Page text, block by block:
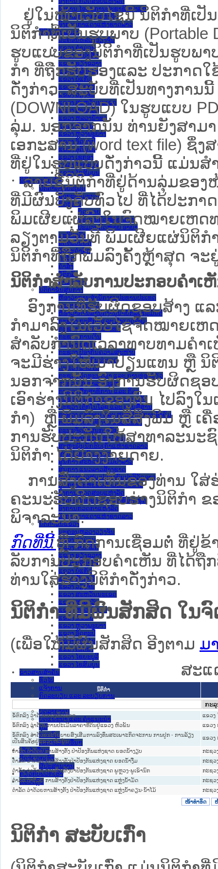
ອົງການ ໄອຍະການປະຊາຊົນສູງສຸດ
ອົງການກວດກາແຫ່ງລັດ
ອົງການກາແດງແຫ່ງຊາດລາວ
ນິຕິກໍາຂັ້ນແຂວງ
ນະ​ຄອນ​ຫລວງວຽງຈັນ
ແຂວງ ຄໍາມ່ວນ
ແຂວງ ຈໍາປາສັກ
ແຂວງ ຊຽງຂວາງ
ແຂວງ ບໍລິຄໍາໄຊ
ແຂວງ ບໍ່ແກ້ວ
ແຂວງ ຜົ້ງສາລີ
ແຂວງ ວຽງຈັນ
ແຂວງ ສະຫວັນນະເຂດ
ແຂວງ ສາລະວັນ
ແຂວງ ຫລວງນໍ້າທາ
ແຂວງ ຫົວພັນ
ແຂວງ ຫຼວງພະບາງ
ແຂວງ ອັດຕະປື
ແຂວງ ອຸດົມໄຊ
ແຂວງ ເຊກອງ
ແຂວງ ໄຊຍະບູລີ
ແຂວງ ໄຊສົມບູນ
ນິຕິກໍາສະບັບເກົ່າ
ນິຕິກຳຕາມປະເພດ
ລັດຖະທໍາມະນູນ
ກົດໝາຍ
ກົດໝາຍ
ປະມວນກົດໝາຍ ແພ່ງ
ປະມວນກົດໝາຍ ອາຍາ
ມະຕິຕົກລົງ
ລັດຖະບັນຍັດ
ລັດຖະດໍາລັດ
ດໍາລັດ
ຄໍາສັ່ງ
ຂໍ້ຕົກລົງ
ຄໍາແນະນໍາ
ນິຕິກໍາຂັ້ນສູນກາງ
ຫ້ອງວ່າການສໍານັກງານປະທານປະເທດ
ສະພາແຫ່ງຊາດ
ຫ້ອງວ່າການສຳນັກງານນາຍົກລັດຖະມົນຕີ
ກະຊວງ ກະສິກຳ ແລະ ສິ່ງແວດລ້ອມ
ກະຊວງ ການຕ່າງປະເທດ
ກະຊວງ ການເງິນ
ກະຊວງ ຍຸຕິທໍາ
ກະຊວງ ປ້ອງກັນຄວາມສະຫງົບ
ກະຊວງ ປ້ອງກັນປະເທດ
ກະຊວງ ພາຍໃນ
ກະຊວງ ວັດທະນະທຳ ແລະ ການທ່ອງທ່ຽວ
ກະຊວງ ສາທາລະນະສຸກ
ກະຊວງ ສຶກສາທິການ ແລະ ກິລາ
ກະຊວງ ອຸດສາຫະກຳ ແລະ ການຄ້າ
ກະຊວງ ເຕັກໂນໂລຊີ ແລະ ການສື່ສານ
ກະຊວງ ແຮງງານ ແລະ ສະຫວັດດີການສັງຄົມ
ກະຊວງ ໂຍທາທິການ ແລະ ຂົນສົ່ງ
ຄະນະຈັດຕັ້ງສູນກາງພັກ
ທະນາຄານແຫ່ງ ສປປ ລາວ
ສະຫະພັນນັກຮົບເກົ່າແຫ່ງຊາດລາວ
ສານປະຊາຊົນສູງສຸດ
ສູນກາງ ສະຫະພັນແມ່ຍິງລາວ
ສູນກາງ ແນວລາວສ້າງຊາດ
ສູນກາງຊາວໜຸ່ມປະຊາຊົນປະຕິວັດລາວ
ສູນກາງສະຫະພັນກຳມະບານລາວ
ອົງການ ກວດສອບແຫ່ງລັດ
ອົງການ ໄອຍະການປະຊາຊົນສູງສຸດ
ອົງການກວດກາແຫ່ງລັດ
ອົງການກາແດງແຫ່ງຊາດລາວ
ນິຕິກໍາຂັ້ນແຂວງ
ນະ​ຄອນ​ຫລວງວຽງຈັນ
ແຂວງ ຄໍາມ່ວນ
ແຂວງ ຈໍາປາສັກ
ແຂວງ ຊຽງຂວາງ
ແຂວງ ບໍລິຄໍາໄຊ
ແຂວງ ບໍ່ແກ້ວ
ແຂວງ ຜົ້ງສາລີ
ແຂວງ ວຽງຈັນ
ແຂວງ ສະຫວັນນະເຂດ
ແຂວງ ສາລະວັນ
ແຂວງ ຫລວງນໍ້າທາ
ແຂວງ ຫົວພັນ
ແຂວງ ຫຼວງພະບາງ
ແຂວງ ອັດຕະປື
ແຂວງ ອຸດົມໄຊ
ແຂວງ ເຊກອງ
ແຂວງ ໄຊຍະບູລີ
ແຂວງ ໄຊສົມບູນ
ຂ່າວສານສໍາຄັນ
​ທົ່ວ​ໄປ
ແຈ້ງການ
ກົດລະບຽບ ແລະ ລະບຽບການ
ບົດລາຍງານ
ບົດແນະນໍາ ແລະ ຄໍາແນະນໍາ
ຄູ່ມື
ແບບພີມ
ເອກກະສານອື່ນໆ
ເວັບໄຊອື່ນໆ
ຕິດຕໍ່ພວກເຮົາ
ຜູ້ປະສານງານ
ກ່ຽວກັບພວກເຮົາ
ຊ່ວຍເຫຼືອ
ຢູ່ໃນໜ້າ​ເວັບ​ໄຊ​ນີ້ ນິຕິກຳທີ່ເປັ
ນິຕິກໍາທີ່ເປັນຮູບພາບ (Portable
ຮູບແບບຂອງນິຕິກໍາທີ່ເປັນຮູບພ
ກໍາ ທີ່ຖືກຮັບຮອງແລະ ປະກາດ
ດັ່ງກ່າວ. ສະບັບທີ່ເປັນທາງການ
(DOWNLOAD) ໃນຮູບແບບ
ລຸ່ມ. ນອກຈາກນັ້ນ ທ່ານຍັງສາມ
ເອກະສານ (word text file) ຊຶ່
ທີ່ຢູ່ໃນຮູບແບບດັ່ງກ່າວນີ້ ແມ່ນສ
ລາຍຊື່ນິຕິກຳທີ່ຢູ່ດ້ານລຸ່ມຂອງ
ທີ່ມີຜົນບັງຄັບທົ່ວໄປ ທີ່ໄດ້ປະກ
ພິມເຜີຍແຜ່ລົງໃນຈົດໝາຍເຫດ
ລຽງຕາມວັນທີ ພິມເຜີຍແຜ່ນິຕິກ
ນິຕິກຳທີ່ຖືກພິມລົງຄັ້ງຫຼ້າສຸດ ຈະ
ນິຕິກຳສຳລັບການປະກອບຄຳເ
ອົງການທີ່ຮັບຜິດຊອບສ້າງ ແລ
ກຳມາລົງໃນ​ເວັບ​ໄຊຈົດໝາຍເຫ
ສໍາລັບກໍານົດເວລາທາບທາມຄໍ
ຈະມີຮ່າງໃໝ່ມາປ່ຽນແທນ ຫຼື ນິ
ນອກຈາກນັ້ນ ອົງການຮັບຜິດຊອ
ເອົາຮ່າງນິຕິກຳຂອງຕົນ ໄປລົງໃ
ກຳ) ຫຼື ພິມລົງໃນສື່ສິ່ງພິມ ຫຼື ເຄື່
ການຮັບປະກັນໃຫ້ສາທາລະນະ
ນິຕິກຳ ໄດ້ຢ່າງງ່າຍດາຍ.
ການສົ່ງຄໍາເຫັນຂອງທ່ານ ໃສ່
ຄະນະຮັບຜິດຊອບຮ່າງນິຕິກຳ ຂ
ພິຈາລະນາ.
ກົດທີ່ນີ້ ຫຼື ກົດການເຊື່ອມຕໍ່ ທີ່ຢູ່ຂ້
ລັບການປະກອບຄຳເຫັນ ທີ່ໄດ້ຖື
ທ່ານໃສ່ຮ່າງນິຕິກຳດັ່ງກ່າວ.
ນິຕິກໍາ ທີ່ມີຜົນສັກສິດ ໃນ
(ເພື່ອໃຫ້ມີຜົນສັກສິດ ອີງຕາມ ມ
ສະແ
ນິຕິກໍາ
ຂໍ້ຕົກລົງ ວ່າດ້ວຍກອງທຶນເລືອດ
ແຂວງ
ຂໍ້ຕົກລົງ ວ່າດ້ວຍການປະເມີນລາຄາທີ່ດິນຢູ່ແຂວງ ຫົວພັນ
ແຂວງ
ຂໍ້ຕົກລົງ ວ່າດ້ວຍນະໂຍບາຍສົ່ງເສີມການລົງທຶນສະເພາະກິດຈະການ ການປູກ - ການລ້ຽງ
ເປັນສິນຄ້າຢູ່ແຂວງ ຫົວພັນ
ແຂວງ
ດຳລັດ ວ່າດ້ວຍ ການສ້າງຕັ້ງ ປ່າປ້ອງກັນແຫ່ງຊາດ ຍອດນໍ້າງຽບ
ກະຊວ
ດຳລັດ ວ່າດ້ວຍ ການສ້າງຕັ້ງປ່າປ້ອງກັນແຫ່ງຊາດ ຍອດນໍ້າງື່ມ
ກະຊວ
ດຳລັດ ວ່າດ້ວຍ ການສ້າງຕັ້ງປ່າປ້ອງກັນແຫ່ງຊາດ ພູຫຼວງ-ພູເຂົານົກ
ກະຊວ
ດຳລັດ ວ່າດ້ວຍ ການສ້າງຕັ້ງປ່າປ້ອງກັນແຫ່ງຊາດ ແຫຼ່ງນໍ້າມັດ
ກະຊວ
ດຳລັດ ວ່າດ້ວຍການສ້າງຕັ້ງ ປ່າປ້ອງກັນແຫ່ງຊາດ ແຫຼ່ງນໍ້າຄຽນ-ນໍ້າໂມ້
ກະຊວ
ໜ້າທໍາອິດ
ນິຕິກໍາ ສະບັບເກົ່າ